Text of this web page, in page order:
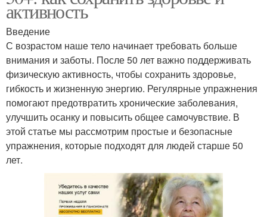
активность
Введение
С возрастом наше тело начинает требовать больше
внимания и заботы. После 50 лет важно поддерживать
физическую активность, чтобы сохранить здоровье,
гибкость и жизненную энергию. Регулярные упражнения
помогают предотвратить хронические заболевания,
улучшить осанку и повысить общее самочувствие. В
этой статье мы рассмотрим простые и безопасные
упражнения, которые подходят для людей старше 50
лет.